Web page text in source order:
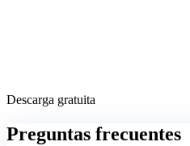
Descarga gratuita
Preguntas frecuentes